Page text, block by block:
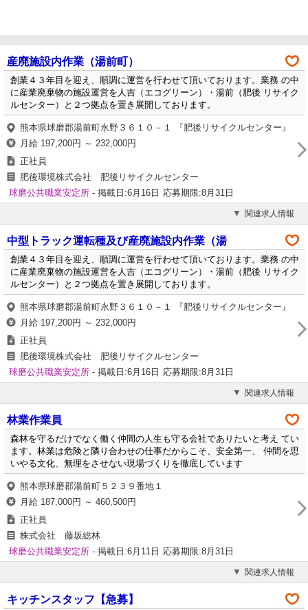
産廃施設内作業（湯前町）
創業４３年目を迎え、順調に運営を行わせて頂いております。業務 の中
に産業廃棄物の施設運営を人吉（エコグリーン）・湯前（肥後 リサイク
ルセンター）と２つ拠点を置き展開しております。
熊本県球磨郡湯前町永野３６１０－１ 『肥後リサイクルセンター』
月給 197,200円 ～ 232,000円
正社員
肥後環境株式会社 肥後リサイクルセンター
球磨公共職業安定所 - 掲載日:6月16日 応募期限:8月31日
関連求人情報
中型トラック運転種及び産廃施設内作業（湯
創業４３年目を迎え、順調に運営を行わせて頂いております。業務 の中
に産業廃棄物の施設運営を人吉（エコグリーン）・湯前（肥後 リサイク
ルセンター）と２つ拠点を置き展開しております。
熊本県球磨郡湯前町永野３６１０－１ 『肥後リサイクルセンター』
月給 197,200円 ～ 232,000円
正社員
肥後環境株式会社 肥後リサイクルセンター
球磨公共職業安定所 - 掲載日:6月16日 応募期限:8月31日
関連求人情報
林業作業員
森林を守るだけでなく働く仲間の人生も守る会社でありたいと考え てい
ます。林業は危険と隣り合わせの仕事だからこそ、安全第一、 仲間を思
いやる文化、無理をさせない現場づくりを徹底しています
熊本県球磨郡湯前町５２３９番地１
月給 187,000円 ～ 460,500円
正社員
株式会社 藤坂総林
球磨公共職業安定所 - 掲載日:6月11日 応募期限:8月31日
関連求人情報
キッチンスタッフ【急募】